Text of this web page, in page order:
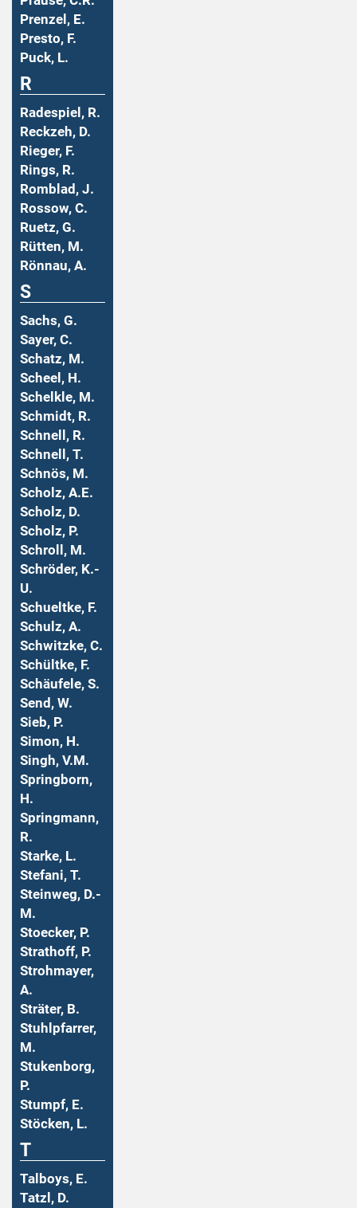
Prenzel, E.
Presto, F.
Puck, L.
R
Radespiel, R.
Reckzeh, D.
Rieger, F.
Rings, R.
Romblad, J.
Rossow, C.
Ruetz, G.
Rütten, M.
Rönnau, A.
S
Sachs, G.
Sayer, C.
Schatz, M.
Scheel, H.
Schelkle, M.
Schmidt, R.
Schnell, R.
Schnell, T.
Schnös, M.
Scholz, A.E.
Scholz, D.
Scholz, P.
Schroll, M.
Schröder, K.-
U.
Schueltke, F.
Schulz, A.
Schwitzke, C.
Schültke, F.
Schäufele, S.
Send, W.
Sieb, P.
Simon, H.
Singh, V.M.
Springborn,
H.
Springmann,
R.
Starke, L.
Stefani, T.
Steinweg, D.-
M.
Stoecker, P.
Strathoff, P.
Strohmayer,
A.
Sträter, B.
Stuhlpfarrer,
M.
Stukenborg,
P.
Stumpf, E.
Stöcken, L.
T
Talboys, E.
Tatzl, D.